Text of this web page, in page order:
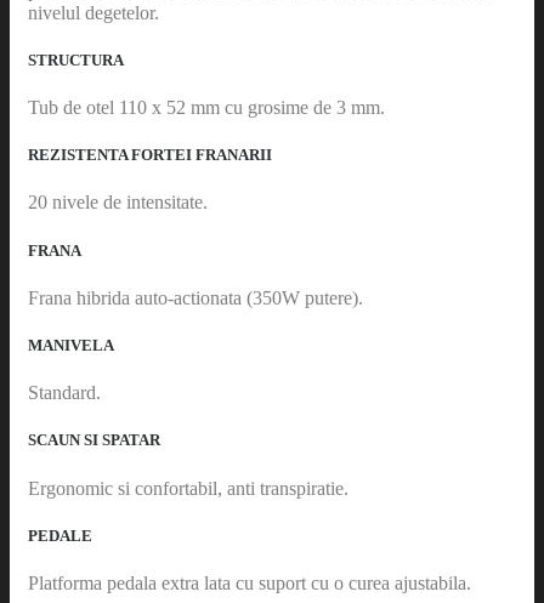
nivelul degetelor.
STRUCTURA
Tub de otel 110 x 52 mm cu grosime de 3 mm.
REZISTENTA FORTEI FRANARII
20 nivele de intensitate.
FRANA
Frana hibrida auto-actionata (350W putere).
MANIVELA
Standard.
SCAUN SI SPATAR
Ergonomic si confortabil, anti transpiratie.
PEDALE
Platforma pedala extra lata cu suport cu o curea ajustabila.